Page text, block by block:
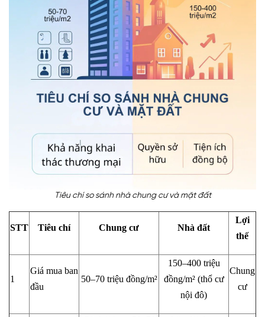
Tiêu chí so sánh nhà chung cư và mặt đất
STT Tiêu chí Chung cư Nhà đất
Lợi
thế
1
Giá mua ban
đầu
50–70 triệu đồng/m²
150–400 triệu
đồng/m² (thổ cư
nội đô)
Chung
cư